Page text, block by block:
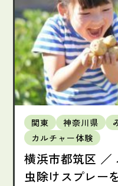
関東 神奈川県
カルチャー体験
横浜市都筑区 ／
虫除けスプレー